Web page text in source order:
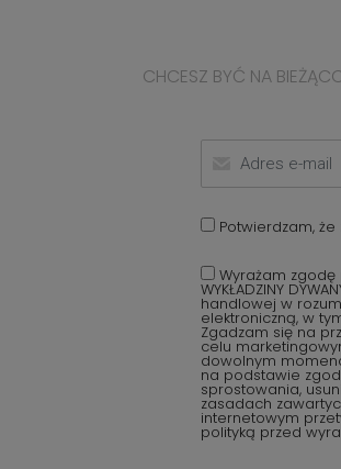
CHCESZ BYĆ NA
Potwierdzam, że
Wyrażam zgodę
WYKŁADZINY
handlowej w
elektroniczną, w
Zgadzam się na
celu
dowolnym
na podstawie
sprostowania,
zasadach
internetowym
polityką przed